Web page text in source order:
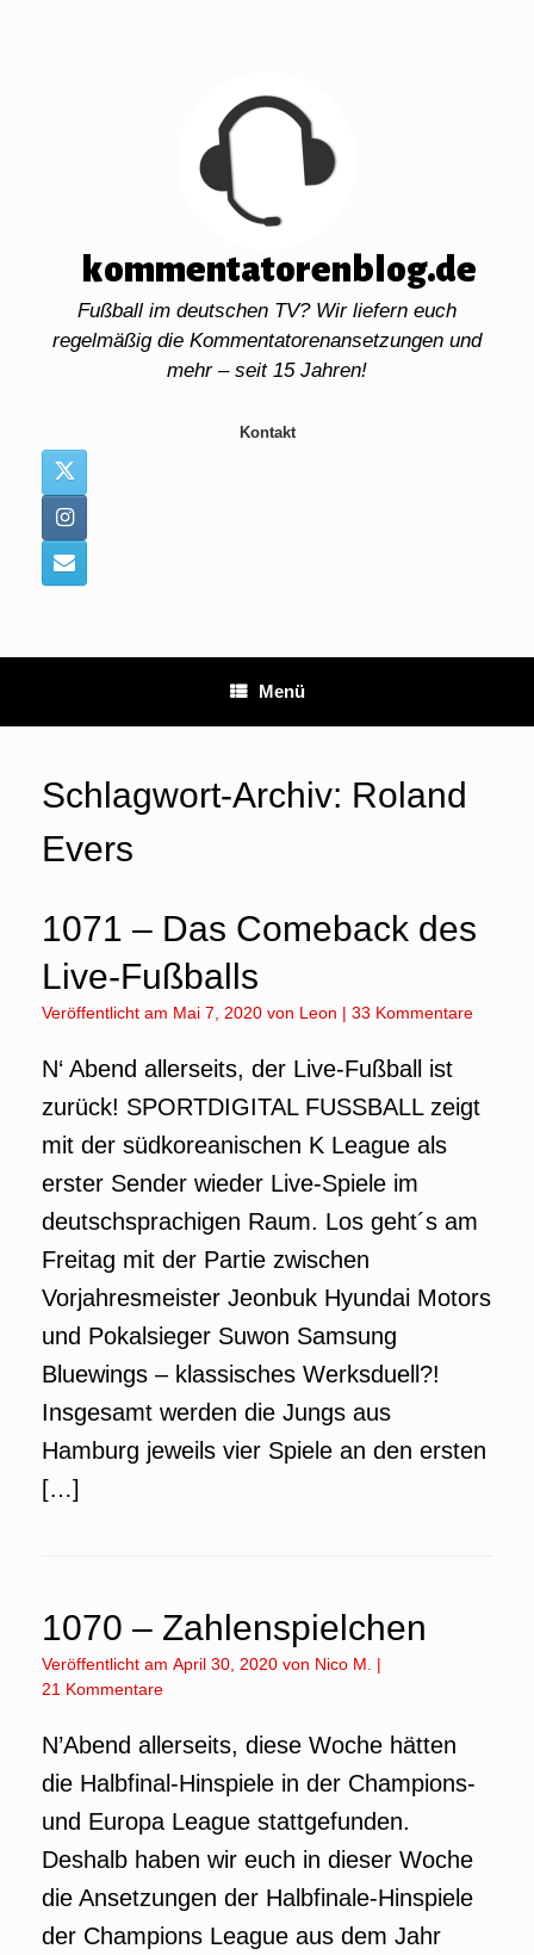
kommentatorenblog.de
Fußball im deutschen TV? Wir liefern euch
regelmäßig die Kommentatorenansetzungen und
mehr – seit 15 Jahren!
Kontakt
Menü
Schlagwort-Archiv: Roland
Evers
1071 – Das Comeback des
Live-Fußballs
Veröffentlicht am Mai 7, 2020 von Leon | 33 Kommentare
N‘ Abend allerseits, der Live-Fußball ist
zurück! SPORTDIGITAL FUSSBALL zeigt
mit der südkoreanischen K League als
erster Sender wieder Live-Spiele im
deutschsprachigen Raum. Los geht´s am
Freitag mit der Partie zwischen
Vorjahresmeister Jeonbuk Hyundai Motors
und Pokalsieger Suwon Samsung
Bluewings – klassisches Werksduell?!
Insgesamt werden die Jungs aus
Hamburg jeweils vier Spiele an den ersten
[…]
1070 – Zahlenspielchen
Veröffentlicht am April 30, 2020 von Nico M.
|
21 Kommentare
N’Abend allerseits, diese Woche hätten
die Halbfinal-Hinspiele in der Champions-
und Europa League stattgefunden.
Deshalb haben wir euch in dieser Woche
die Ansetzungen der Halbfinale-Hinspiele
der Champions League aus dem Jahr